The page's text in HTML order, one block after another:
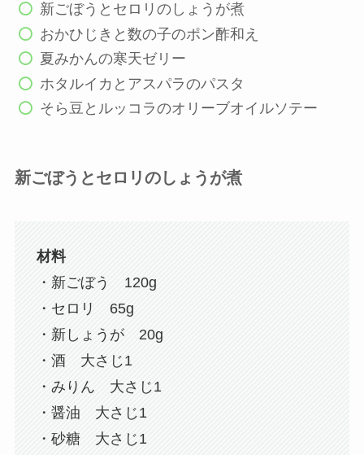
新ごぼうとセロリのしょうが煮
おかひじきと数の子のポン酢和え
夏みかんの寒天ゼリー
ホタルイカとアスパラのパスタ
そら豆とルッコラのオリーブオイルソテー
新ごぼうとセロリのしょうが煮
材料
・新ごぼう 120g
・セロリ 65g
・新しょうが 20g
・酒 大さじ1
・みりん 大さじ1
・醤油 大さじ1
・砂糖 大さじ1